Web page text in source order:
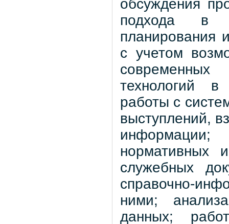
обсуждения
подхода в
планирования
с учетом
современных
технологий в
работы с
выступлений,
информации;
нормативных
служебных
справочно-
ними;
данных;